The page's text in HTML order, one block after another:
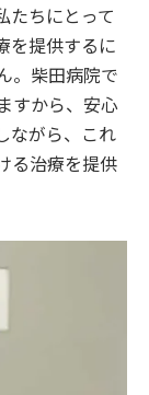
たちにとって
を提供するに
。柴田病院で
すから、安心
ながら、これ
る治療を提供